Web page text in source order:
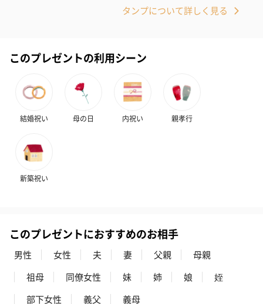
タンプについて詳しく見る
このプレゼントの利用シーン
結婚祝い 母の日 内祝い 親孝行
新築祝い
このプレゼントにおすすめのお相手
男性 女性 夫 妻 父親
母親
祖母
同僚女性 妹 姉 娘
姪
部下女性
義父 義母